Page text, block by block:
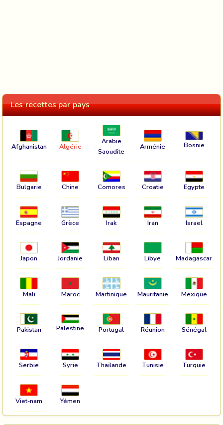
Les recettes par pays
Afghanistan Algérie
Arabie
Saoudite
Arménie Bosnie
Bulgarie Chine Comores Croatie Egypte
Espagne Grèce Irak Iran Israel
Japon Jordanie Liban Libye Madagascar
Mali Maroc Martinique Mauritanie Mexique
Pakistan Palestine Portugal Réunion Sénégal
Serbie Syrie Thaïlande Tunisie Turquie
Viet-nam Yémen